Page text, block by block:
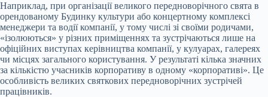
Наприклад, при організації великого передноворічного свята в
орендованому Будинку культури або концертному комплексі
менеджери та водії компанії, у тому числі зі своїми родичами,
«ізолюються» у різних приміщеннях та зустрічаються лише на
офіційних виступах керівництва компанії, у кулуарах, галереях
чи місцях загального користування. У результаті кілька значних
за кількістю учасників корпоративу в одному «корпоративі». Це
особливість великих святкових передноворічних зустрічей
працівників.